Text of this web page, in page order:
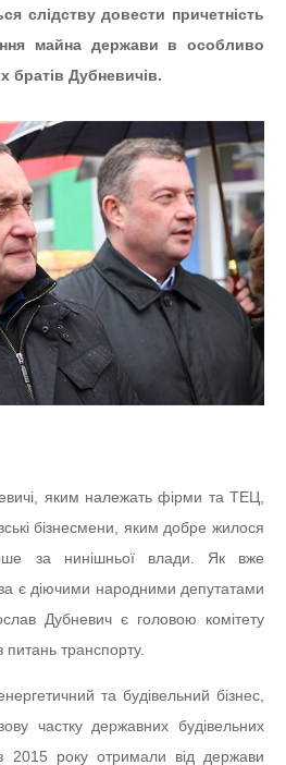
слідству довести причетність
майна держави в особливо
братів Дубневичів.
яким належать фірми та ТЕЦ,
бізнесмени, яким добре жилося
за нинішньої влади. Як вже
є діючими народними депутатами
Дубневич є головою комітету
транспорту.
та будівельний бізнес,
частку державних будівельних
2015 року отримали від держави